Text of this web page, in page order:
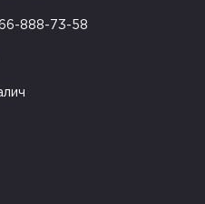
888-73-58